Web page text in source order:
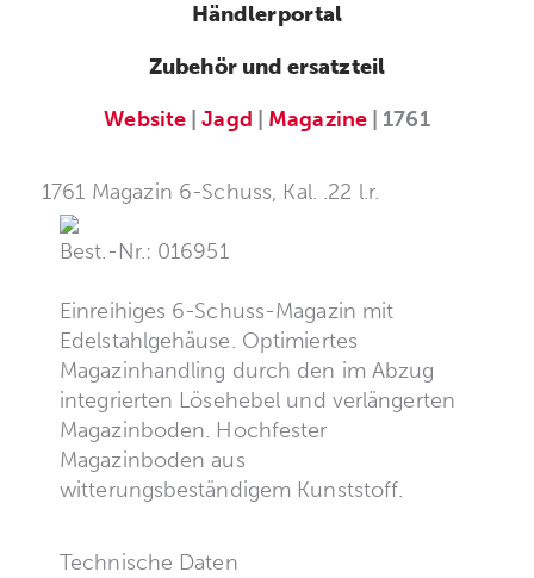
Händlerportal
Zubehör und ersatzteil
Website |Jagd Magazine| 1761
1761 Magazin 6-Schuss, Kal. .22 l.r.
Best.-Nr.: 016951
Einreihiges 6-Schuss-Magazin mit
Edelstahlgehäuse. Optimiertes
Magazinhandling durch den im Abzug
integrierten Lösehebel und verlängerten
Magazinboden. Hochfester
Magazinboden aus
witterungsbeständigem Kunststoff.
Technische Daten